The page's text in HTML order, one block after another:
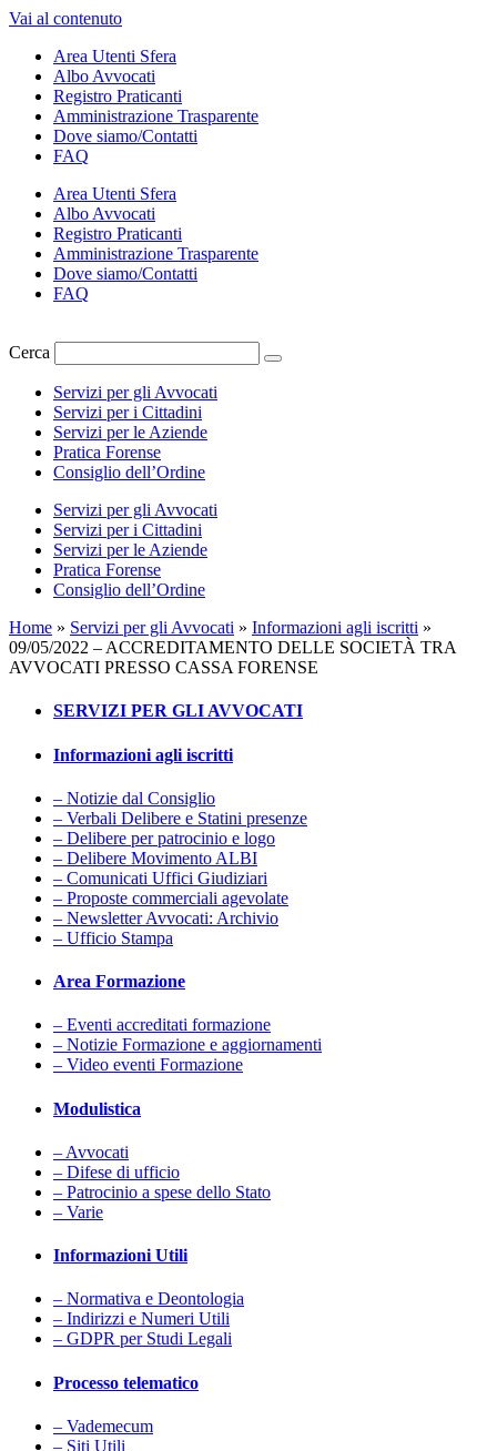
Vai al contenuto
Area Utenti Sfera
Albo Avvocati
Registro Praticanti
Amministrazione Trasparente
Dove siamo/Contatti
FAQ
Area Utenti Sfera
Albo Avvocati
Registro Praticanti
Amministrazione Trasparente
Dove siamo/Contatti
FAQ
Cerca
Servizi per gli Avvocati
Servizi per i Cittadini
Servizi per le Aziende
Pratica Forense
Consiglio dell’Ordine
Servizi per gli Avvocati
Servizi per i Cittadini
Servizi per le Aziende
Pratica Forense
Consiglio dell’Ordine
Home » Servizi per gli Avvocati » Informazioni agli iscritti »
09/05/2022 – ACCREDITAMENTO DELLE SOCIETÀ TRA
AVVOCATI PRESSO CASSA FORENSE
SERVIZI PER GLI AVVOCATI
Informazioni agli iscritti
– Notizie dal Consiglio
– Verbali Delibere e Statini presenze
– Delibere per patrocinio e logo
– Delibere Movimento ALBI
– Comunicati Uffici Giudiziari
– Proposte commerciali agevolate
– Newsletter Avvocati: Archivio
– Ufficio Stampa
Area Formazione
– Eventi accreditati formazione
– Notizie Formazione e aggiornamenti
– Video eventi Formazione
Modulistica
– Avvocati
– Difese di ufficio
– Patrocinio a spese dello Stato
– Varie
Informazioni Utili
– Normativa e Deontologia
– Indirizzi e Numeri Utili
– GDPR per Studi Legali
Processo telematico
– Vademecum
– Siti Utili